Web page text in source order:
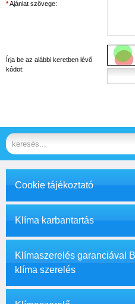
*Ajánlat szövege:
Írja be az alábbi keretben lévő
kódot:
Cookie tájékoztató
Klíma karbantartás
Klímaszerelés garanciával
klíma szerelés